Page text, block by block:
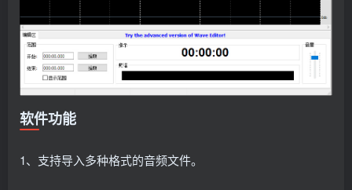
软件功能
1、支持导入多种格式的音频文件。